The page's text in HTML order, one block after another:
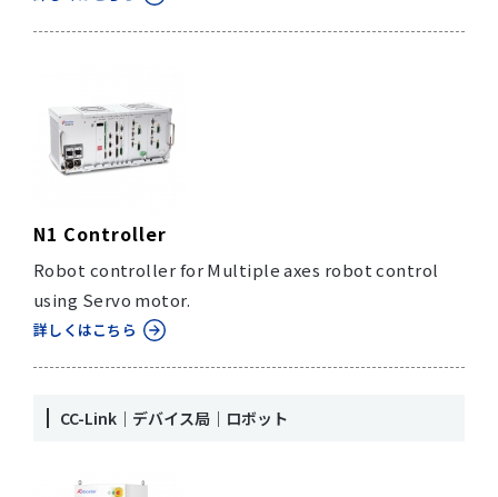
N1 Controller
Robot controller for Multiple axes robot control
using Servo motor.
詳しくはこちら
CC-Link｜デバイス局｜ロボット